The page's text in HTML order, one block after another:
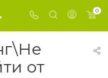
группа 0
от